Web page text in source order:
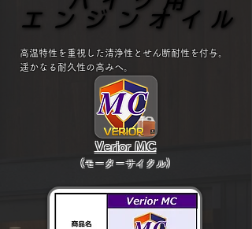
エンジンオイル
エンジンオイル
高温特性を重視した清浄性とせん断耐性を付与。
​遥かなる耐久性の高みへ。
Verior MC
(モーターサイクル)